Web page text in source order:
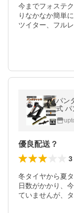
今までフォステ
りなかなか簡単
ツイター、フル
パン
式 パ
手動
ャッ
優良配送？
3
冬タイヤから夏
日数がかかり、
ていませんが、